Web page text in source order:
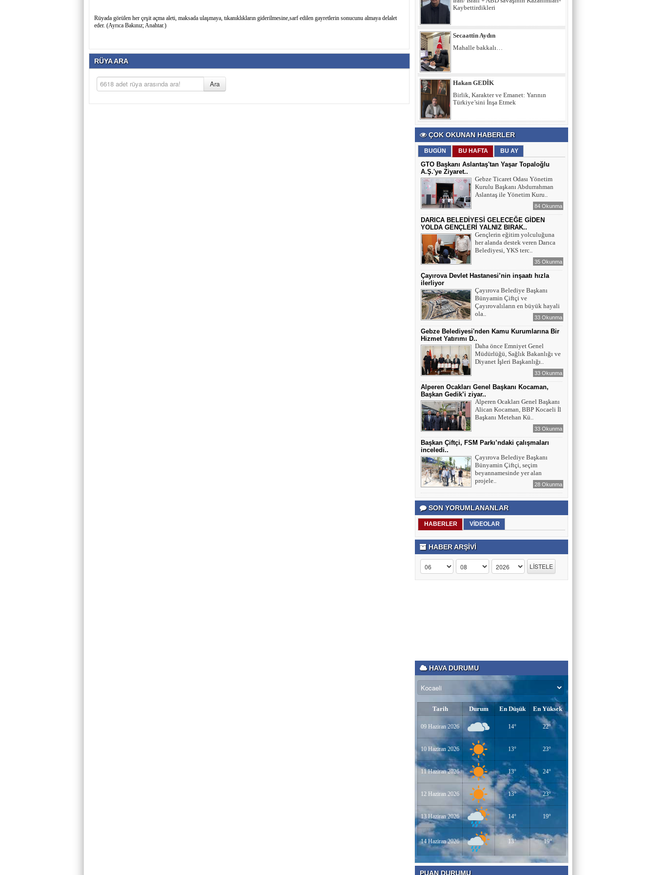
Rüyada görülen her çeşit açma aleti, maksada ulaşmaya, tıkanıklıkların giderilmesine,sarf edilen gayretlerin sonucunu almaya delalet
eder. (Ayrıca Bakınız; Anahtar.)
RÜYA ARA
Kaybettirdikleri
Secaattin Aydın
Mahalle bakkalı…
Hakan GEDİK
Birlik, Karakter ve Emanet: Yarının
Türkiye’sini İnşa Etmek
Başkan Aslantaş’a "Hırsız" demek
insafsızlıktır
ÇOK OKUNAN HABERLER
BUGÜN BU HAFTA BU AY
GTO Başkanı Aslantaş'tan Yaşar Topaloğlu
A.Ş.'ye Ziyaret..
Gebze Ticaret Odası Yönetim
Kurulu Başkanı Abdurrahman
Aslantaş ile Yönetim Kuru..
84 Okunma
DARICA BELEDİYESİ GELECEĞE GİDEN
YOLDA GENÇLERİ YALNIZ BIRAK..
Gençlerin eğitim yolculuğuna
her alanda destek veren Darıca
Belediyesi, YKS terc..
35 Okunma
Çayırova Devlet Hastanesi’nin inşaatı hızla
ilerliyor
Çayırova Belediye Başkanı
Bünyamin Çiftçi ve
Çayırovalıların en büyük hayali
ola..
33 Okunma
Gebze Belediyesi'nden Kamu Kurumlarına Bir
Hizmet Yatırımı D..
Daha önce Emniyet Genel
Müdürlüğü, Sağlık Bakanlığı ve
Diyanet İşleri Başkanlığı..
33 Okunma
Alperen Ocakları Genel Başkanı Kocaman,
Başkan Gedik’i ziyar..
Alperen Ocakları Genel Başkanı
Alican Kocaman, BBP Kocaeli İl
Başkanı Metehan Kü..
33 Okunma
Başkan Çiftçi, FSM Parkı’ndaki çalışmaları
inceledi..
Çayırova Belediye Başkanı
Bünyamin Çiftçi, seçim
beyannamesinde yer alan
projele..
28 Okunma
SON YORUMLANANLAR
HABERLER VİDEOLAR
HABER ARŞİVİ
HAVA DURUMU
Tarih Durum En Düşük En Yüksek
09 Haziran 2026 14° 22°
10 Haziran 2026 13° 23°
11 Haziran 2026 13° 24°
12 Haziran 2026 13° 23°
13 Haziran 2026 14° 19°
14 Haziran 2026 13° 19°
PUAN DURUMU